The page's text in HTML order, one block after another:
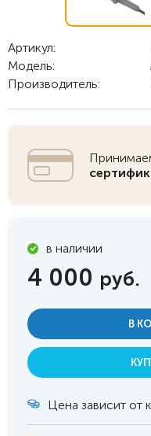
Артикул:
Модель:
Производитель:
в наличии
4 000 руб.
В
Цена зависит от